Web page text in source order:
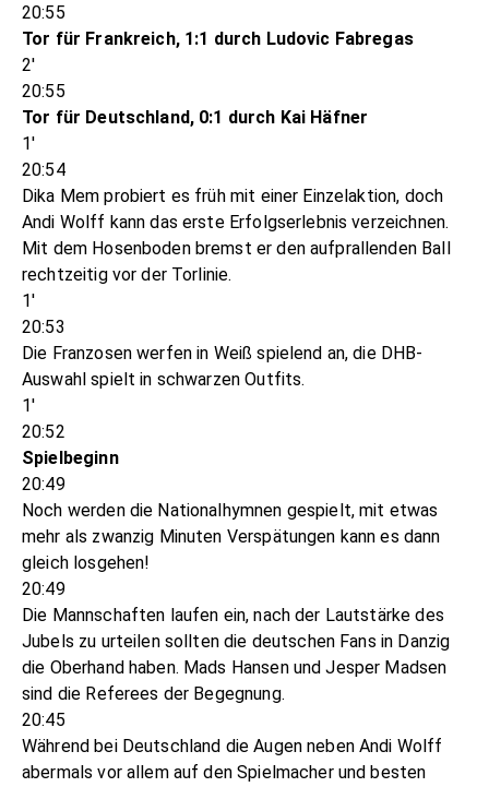
20:55
Tor für Frankreich, 1:1 durch Ludovic Fabregas
2'
20:55
Tor für Deutschland, 0:1 durch Kai Häfner
1'
20:54
Dika Mem probiert es früh mit einer Einzelaktion, doch
Andi Wolff kann das erste Erfolgserlebnis verzeichnen.
Mit dem Hosenboden bremst er den aufprallenden Ball
rechtzeitig vor der Torlinie.
1'
20:53
Die Franzosen werfen in Weiß spielend an, die DHB-
Auswahl spielt in schwarzen Outfits.
1'
20:52
Spielbeginn
20:49
Noch werden die Nationalhymnen gespielt, mit etwas
mehr als zwanzig Minuten Verspätungen kann es dann
gleich losgehen!
20:49
Die Mannschaften laufen ein, nach der Lautstärke des
Jubels zu urteilen sollten die deutschen Fans in Danzig
die Oberhand haben. Mads Hansen und Jesper Madsen
sind die Referees der Begegnung.
20:45
Während bei Deutschland die Augen neben Andi Wolff
abermals vor allem auf den Spielmacher und besten